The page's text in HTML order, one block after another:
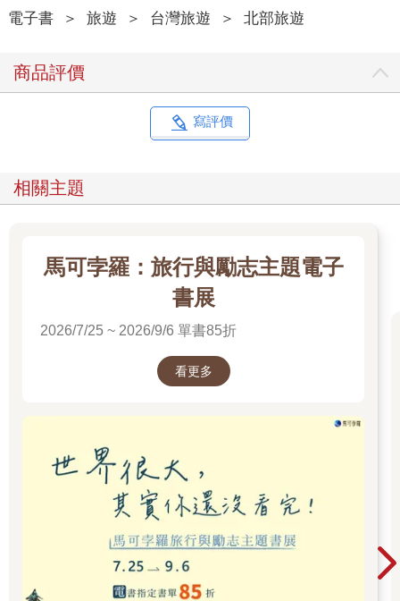
電子書 ＞ 旅遊 ＞ 台灣旅遊 ＞ 北部旅遊
商品評價
寫評價
相關主題
馬可孛羅：旅行與勵志主題電子
書展
2026/7/25 ~ 2026/9/6 單書85折
看更多